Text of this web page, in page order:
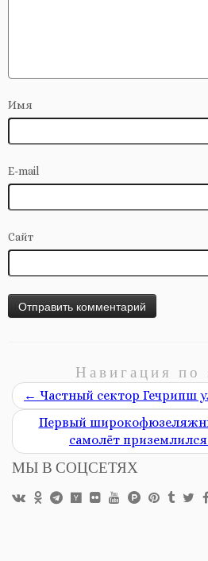
Имя
E-mail
Сайт
Навигация по
← Частный сектор Гечрипш
Первый
самолёт
МЫ В СОЦСЕТЯХ